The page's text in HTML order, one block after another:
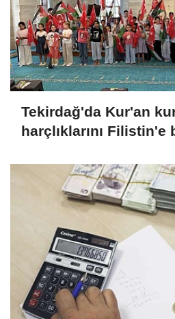
Tekirdağ'da Kur'an
harçlıklarını Filistin'e